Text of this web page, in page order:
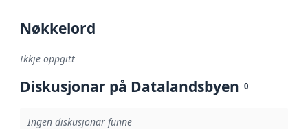
Nøkkelord
Ikkje oppgitt
Diskusjonar på Datalandsbyen 0
Ingen diskusjonar funne